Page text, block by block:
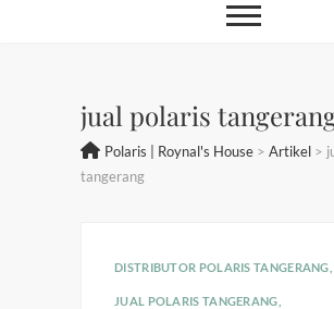
jual polaris
Polaris | Roynal's House > Artikel >
tangerang
DISTRIBUTOR POLARIS TANGERANG
JUAL POLARIS TANGERANG